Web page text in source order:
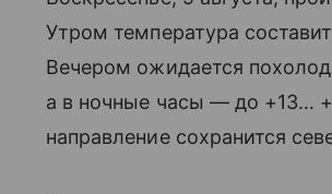
Утром температура
Вечером ожидается
а в ночные часы — до +13…
направление сохранится